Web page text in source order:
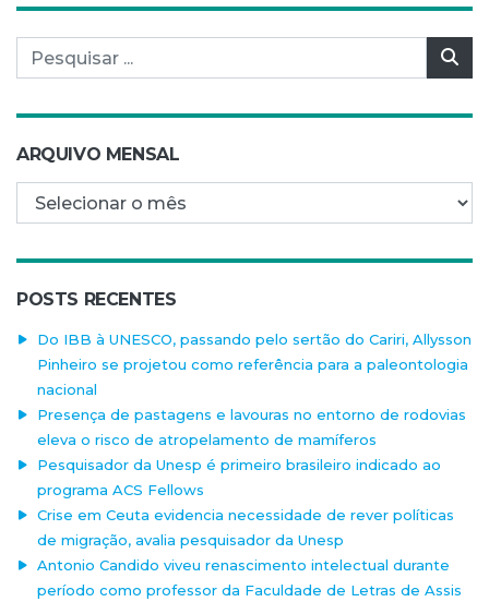
Pesquisar por:
ARQUIVO MENSAL
Arquivo mensal
POSTS RECENTES
Do IBB à UNESCO, passando pelo sertão do Cariri, Allysson
Pinheiro se projetou como referência para a paleontologia
nacional
Presença de pastagens e lavouras no entorno de rodovias
eleva o risco de atropelamento de mamíferos
Pesquisador da Unesp é primeiro brasileiro indicado ao
programa ACS Fellows
Crise em Ceuta evidencia necessidade de rever políticas
de migração, avalia pesquisador da Unesp
Antonio Candido viveu renascimento intelectual durante
período como professor da Faculdade de Letras de Assis